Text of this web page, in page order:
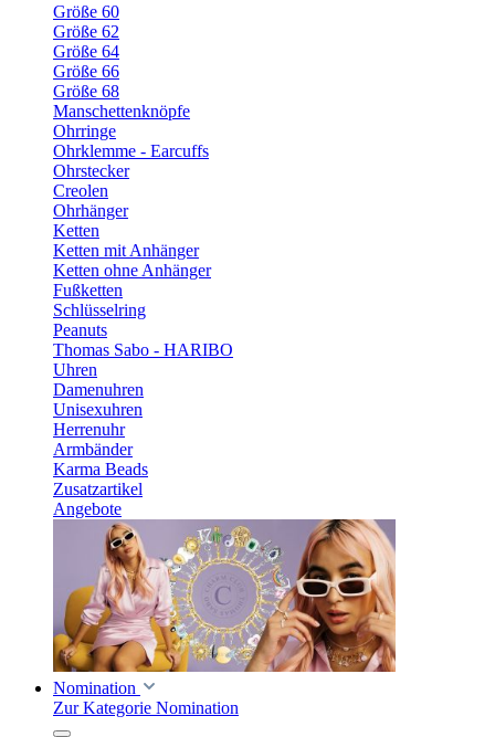
Größe 60
Größe 62
Größe 64
Größe 66
Größe 68
Manschettenknöpfe
Ohrringe
Ohrklemme - Earcuffs
Ohrstecker
Creolen
Ohrhänger
Ketten
Ketten mit Anhänger
Ketten ohne Anhänger
Fußketten
Schlüsselring
Peanuts
Thomas Sabo - HARIBO
Uhren
Damenuhren
Unisexuhren
Herrenuhr
Armbänder
Karma Beads
Zusatzartikel
Angebote
Nomination
Zur Kategorie Nomination